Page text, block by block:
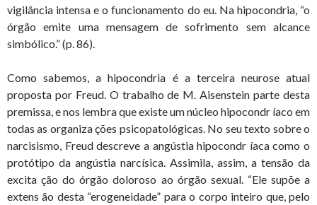
vigilância intensa e o funcionamento do eu. Na hipocondria, “o
órgão emite uma mensagem de sofrimento sem alcance
simbólico.” (p. 86).
Como sabemos, a hipocondria é a terceira neurose atual
proposta por Freud. O trabalho de M. Aisenstein parte desta
premissa, e nos lembra que existe um núcleo hipocondr íaco em
todas as organiza ções psicopatológicas. No seu texto sobre o
narcisismo, Freud descreve a angústia hipocondr íaca como o
protótipo da angústia narcísica. Assimila, assim, a tensão da
excita ção do órgão doloroso ao órgão sexual. “Ele supõe a
extens ão desta “erogeneidade” para o corpo inteiro que, pelo